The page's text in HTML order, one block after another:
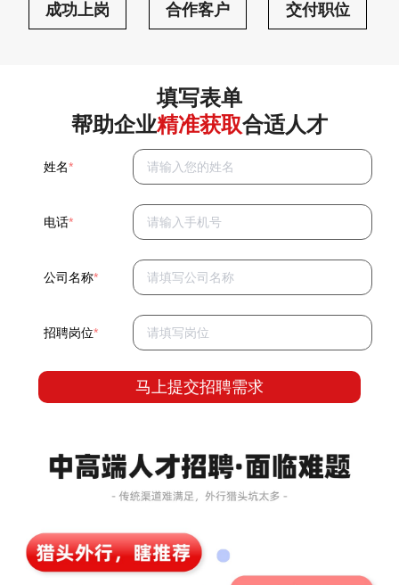
成功上岗 合作客户 交付职位
填写表单
帮助企业精准获取合适人才
姓名*
电话*
公司名称*
招聘岗位*
马上提交招聘需求